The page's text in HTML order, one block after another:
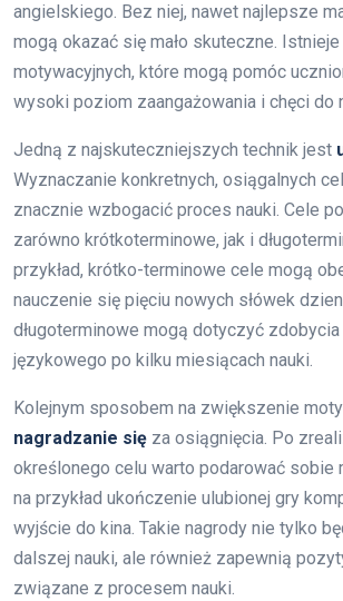
angielskiego. Bez niej, nawet najlepsze
mogą okazać się mało skuteczne.
motywacyjnych, które mogą pomóc
wysoki poziom zaangażowania i chęci do
Jedną z najskuteczniejszych technik jest
Wyznaczanie konkretnych, osiągalnych
znacznie wzbogacić proces nauki. Cele
zarówno krótkoterminowe, jak i
przykład, krótko-terminowe cele mogą
nauczenie się pięciu nowych słówek
długoterminowe mogą dotyczyć
językowego po kilku miesiącach nauki.
Kolejnym sposobem na zwiększenie
nagradzanie się za osiągnięcia. Po
określonego celu warto podarować sobie
na przykład ukończenie ulubionej gry
wyjście do kina. Takie nagrody nie tylko
dalszej nauki, ale również zapewnią
związane z procesem nauki.